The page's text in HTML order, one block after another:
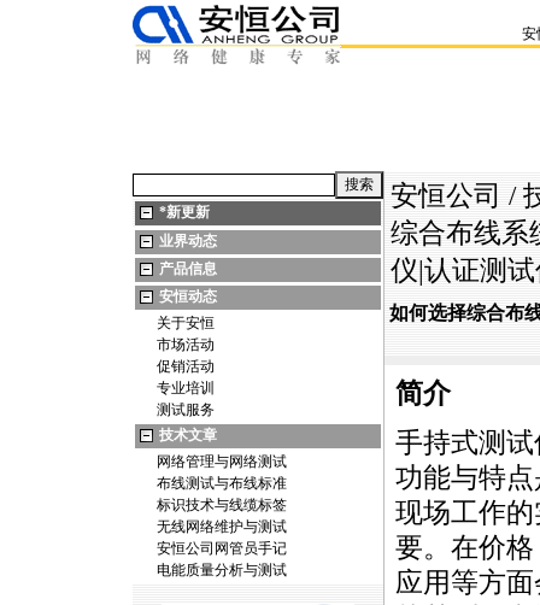
安
*新更新
业界动态
产品信息
安恒动态
关于安恒
市场活动
促销活动
专业培训
测试服务
技术文章
网络管理与网络测试
布线测试与布线标准
标识技术与线缆标签
无线网络维护与测试
安恒公司网管员手记
电能质量分析与测试
安恒公司 /
综合布线系
仪|认证测
如何选择综合布
简介
手持式测
功能与特
现场工作
要。在价
应用等方